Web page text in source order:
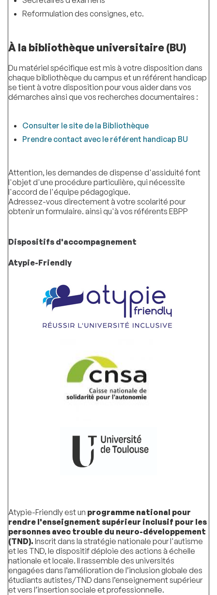
Reformulation des consignes, etc.
À la bibliothèque universitaire (BU)
Du matériel spécifique est mis à votre disposition dans
chaque bibliothèque du campus et un référent handicap
se tient à votre disposition pour vous aider dans vos
démarches ainsi que vos recherches documentaires :
Consulter le site de la Bibliothèque
Prendre contact avec le référent handicap BU
Attention, les demandes de dispense d'assiduité font
l'objet d'une procédure particulière, qui nécessite
l'accord de l'équipe pédagogique.
Adressez-vous directement à votre scolarité pour
obtenir un formulaire. ainsi qu'à vos référents EBPP
Dispositifs d'accompagnement
Atypie-Friendly
Atypie-Friendly est un programme national pour
rendre l'enseignement supérieur inclusif pour les
personnes avec trouble du neuro-développement
(TND). Inscrit dans la stratégie nationale pour l'autisme
et les TND, le dispositif déploie des actions à échelle
nationale et locale. Il rassemble des universités
engagées dans l’amélioration de l’inclusion globale des
étudiants autistes/TND dans l’enseignement supérieur
et vers l’insertion sociale et professionnelle.